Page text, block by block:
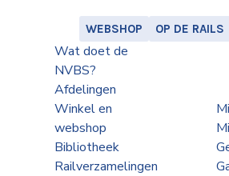
WEBSHOP OP DE RAILS
Wat doet de
NVBS?
Afdelingen
Winkel en
webshop
Bibliotheek
Railverzamelingen